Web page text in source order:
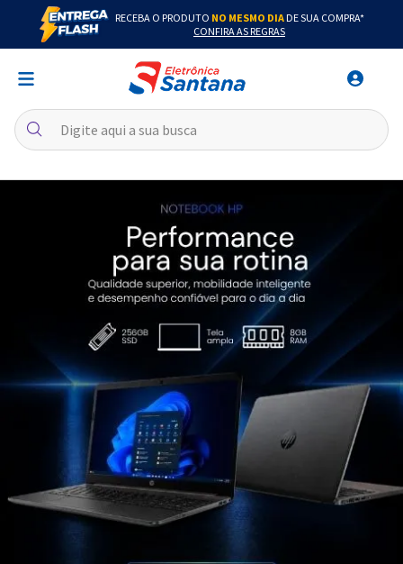
RECEBA O PRODUTO NO MESMO DIADE SUA COMPRA*
CONFIRA AS REGRAS